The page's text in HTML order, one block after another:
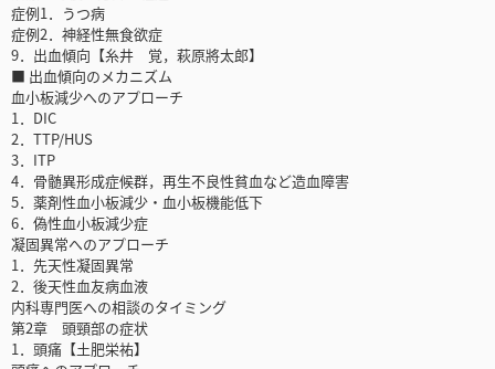
症例1．うつ病
症例2．神経性無食欲症
9．出血傾向【糸井 覚，萩原將太郎】
■ 出血傾向のメカニズム
血小板減少へのアプローチ
1．DIC
2．TTP/HUS
3．ITP
4．骨髄異形成症候群，再生不良性貧血など造血障害
5．薬剤性血小板減少・血小板機能低下
6．偽性血小板減少症
凝固異常へのアプローチ
1．先天性凝固異常
2．後天性血友病血液
内科専門医への相談のタイミング
第2章 頭頸部の症状
1．頭痛【土肥栄祐】